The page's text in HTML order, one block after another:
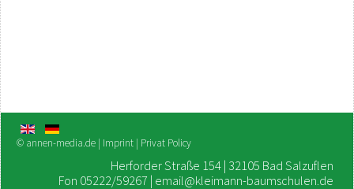
© annen-media.de | Imprint | Privat Policy
Herforder Straße 154 | 32105 Bad Salzuflen
Fon 05222/59267 | email@kleimann-baumschulen.de